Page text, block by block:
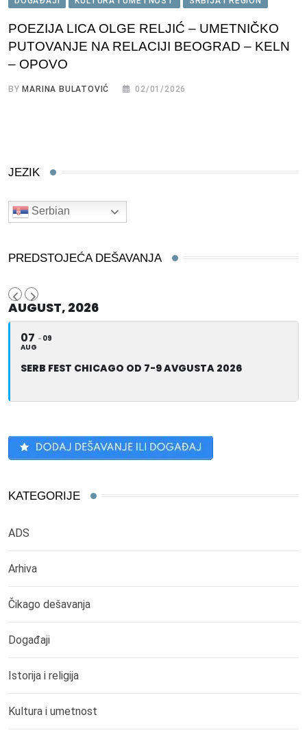
POEZIJA LICA OLGE RELJIĆ – UMETNIČKO
PUTOVANJE NA RELACIJI BEOGRAD – KELN
– OPOVO
BY MARINA BULATOVIĆ 02/01/2026
JEZIK
Serbian
PREDSTOJEĆA DEŠAVANJA
AUGUST, 2026
07
AUG
09
SERB FEST CHICAGO OD 7-9 AVGUSTA 2026
KATEGORIJE
ADS
Arhiva
Čikago dešavanja
Događaji
Istorija i religija
Kultura i umetnost